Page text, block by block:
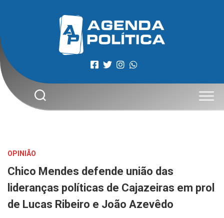
OPINIÃO
Chico Mendes defende união das
lideranças políticas de Cajazeiras em prol
de Lucas Ribeiro e João Azevêdo